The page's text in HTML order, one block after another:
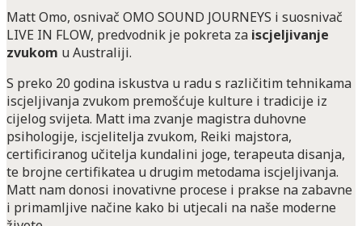
Gordana
Matt Omo, osnivač OMO SOUND JOURNEYS i suosnivač
LIVE IN FLOW, predvodnik je pokreta za iscjeljivanje
zvukom u Australiji.
S preko 20 godina iskustva u radu s različitim tehnikama
iscjeljivanja zvukom premošćuje kulture i tradicije iz
cijelog svijeta. Matt ima zvanje magistra duhovne
psihologije, iscjelitelja zvukom, Reiki majstora,
certificiranog učitelja kundalini joge, terapeuta disanja,
te brojne certifikatea u drugim metodama iscjeljivanja.
Matt nam donosi inovativne procese i prakse na zabavne
i primamljive načine kako bi utjecali na naše moderne